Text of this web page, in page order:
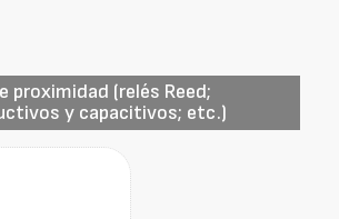
proximidad (relés Reed;
y capacitivos; etc.)